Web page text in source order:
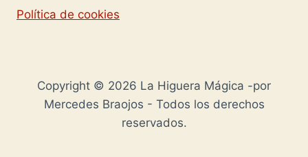
Política de cookies
Copyright © 2026 La Higuera Mágica -por
Mercedes Braojos - Todos los derechos
reservados.